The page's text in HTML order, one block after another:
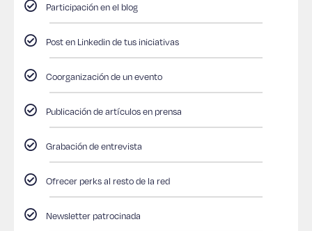
Participación en el blog
Post en Linkedin de tus iniciativas
Coorganización de un evento
Publicación de artículos en prensa
Grabación de entrevista
Ofrecer perks al resto de la red
Newsletter patrocinada